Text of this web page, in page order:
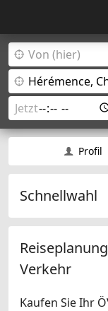
Profil
Schnellwahl
Verkehr
Kaufen Sie Ihr